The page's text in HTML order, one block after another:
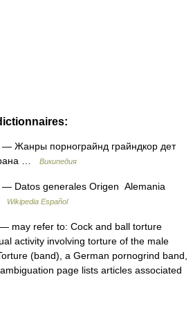
— Жанры порнограйнд грайндкор дет
…
Википедия
— Datos generales Origen Alemania
Wikipedia Español
— may refer to: Cock and ball torture
activity involving torture of the male
(band), a German pornogrind band,
page lists articles associated